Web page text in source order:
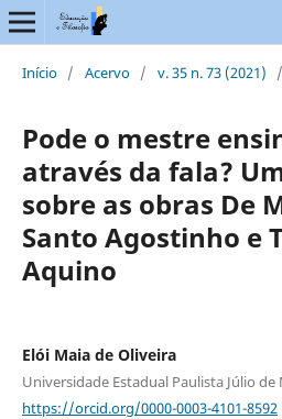
Início / Acervo / v. 35 n. 73 (2021) /
Pode o mestre
através da fala?
sobre as obras De
Santo Agostinho e
Aquino
Elói Maia de Oliveira
Universidade Estadual Paulista Júlio de
https://orcid.org/0000-0003-4101-8592